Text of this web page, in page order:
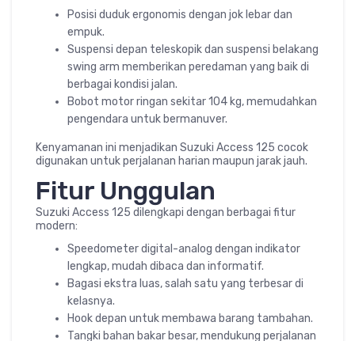
Posisi duduk ergonomis dengan jok lebar dan
empuk.
Suspensi depan teleskopik dan suspensi belakang
swing arm memberikan peredaman yang baik di
berbagai kondisi jalan.
Bobot motor ringan sekitar 104 kg, memudahkan
pengendara untuk bermanuver.
Kenyamanan ini menjadikan Suzuki Access 125 cocok
digunakan untuk perjalanan harian maupun jarak jauh.
Fitur Unggulan
Suzuki Access 125 dilengkapi dengan berbagai fitur
modern:
Speedometer digital-analog dengan indikator
lengkap, mudah dibaca dan informatif.
Bagasi ekstra luas, salah satu yang terbesar di
kelasnya.
Hook depan untuk membawa barang tambahan.
Tangki bahan bakar besar, mendukung perjalanan